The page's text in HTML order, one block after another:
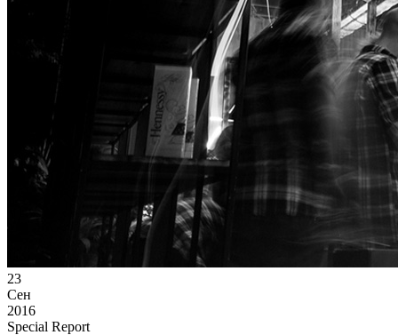
23
Сен
2016
Special Report